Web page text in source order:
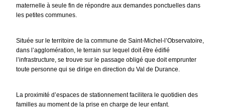
maternelle à seule fin de répondre aux demandes ponctuelles dans
les petites communes.
Située sur le territoire de la commune de Saint-Michel-l’Observatoire,
dans l’agglomération, le terrain sur lequel doit être édifié
l’infrastructure, se trouve sur le passage obligé que doit emprunter
toute personne qui se dirige en direction du Val de Durance.
La proximité d’espaces de stationnement facilitera le quotidien des
familles au moment de la prise en charge de leur enfant.